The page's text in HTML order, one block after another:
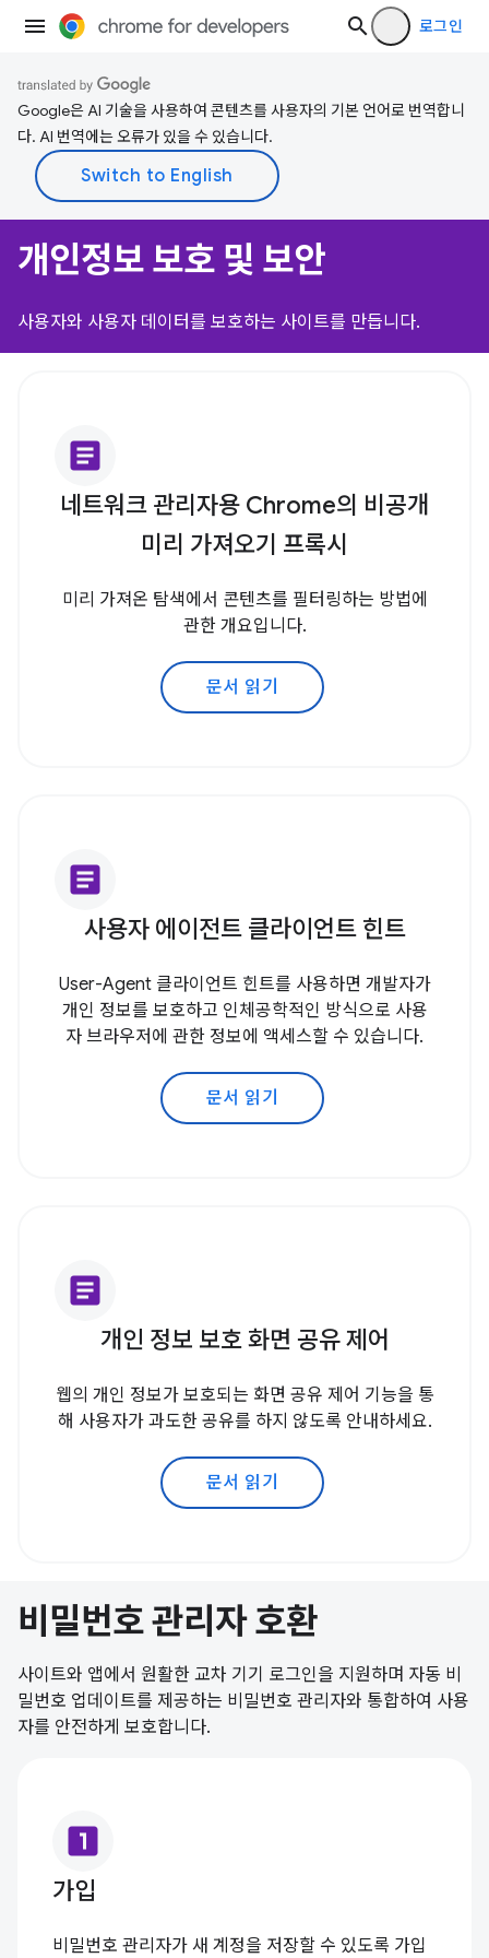
로그인
Google은 AI 기술을 사용하여 콘텐츠를 사용자의 기본 언어로 번역합니
다. AI 번역에는 오류가 있을 수 있습니다.
개인정보 보호 및 보안
사용자와 사용자 데이터를 보호하는 사이트를 만듭니다.
article
네트워크 관리자용 Chrome의 비공개
미리 가져오기 프록시
미리 가져온 탐색에서 콘텐츠를 필터링하는 방법에
관한 개요입니다.
문서 읽기
article
사용자 에이전트 클라이언트 힌트
User-Agent 클라이언트 힌트를 사용하면 개발자가
개인 정보를 보호하고 인체공학적인 방식으로 사용
자 브라우저에 관한 정보에 액세스할 수 있습니다.
문서 읽기
article
개인 정보 보호 화면 공유 제어
웹의 개인 정보가 보호되는 화면 공유 제어 기능을 통
해 사용자가 과도한 공유를 하지 않도록 안내하세요.
문서 읽기
비밀번호 관리자 호환
사이트와 앱에서 원활한 교차 기기 로그인을 지원하며 자동 비
밀번호 업데이트를 제공하는 비밀번호 관리자와 통합하여 사용
자를 안전하게 보호합니다.
looks_one
가입
비밀번호 관리자가 새 계정을 저장할 수 있도록 가입